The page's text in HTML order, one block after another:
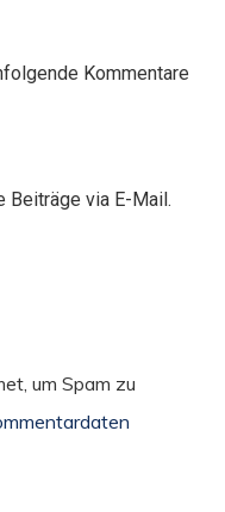
Kommentare
Beiträge via E-Mail.
um Spam zu